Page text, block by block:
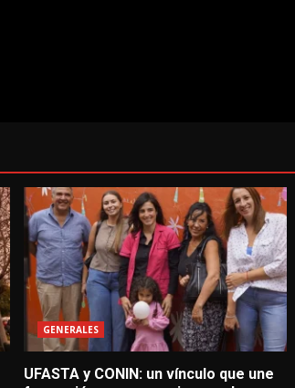
GENERALES
UFASTA y CONIN: un vínculo que une